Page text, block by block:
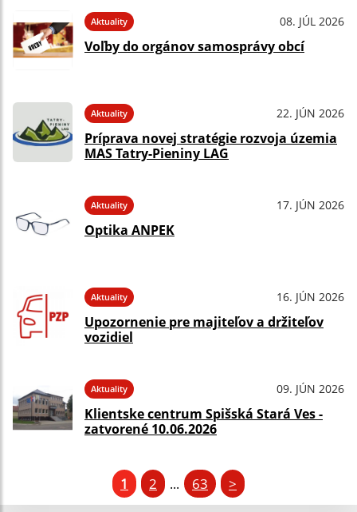
Aktuality 08. JÚL 2026
Voľby do orgánov samosprávy obcí
Aktuality 22. JÚN 2026
Príprava novej stratégie rozvoja územia
MAS Tatry-Pieniny LAG
Aktuality 17. JÚN 2026
Optika ANPEK
Aktuality 16. JÚN 2026
Upozornenie pre majiteľov a držiteľov
vozidiel
Aktuality 09. JÚN 2026
Klientske centrum Spišská Stará Ves -
zatvorené 10.06.2026
1 2 ... 63 >